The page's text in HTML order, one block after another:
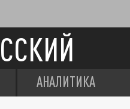
АНАЛИТИКА